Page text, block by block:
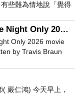
些難為情地說「覺得
電影一夜限定2026 One Night Only 2026 movie
Only 2026 movie
by Travis Braun
( 嚴仁鴻) 今天早上，